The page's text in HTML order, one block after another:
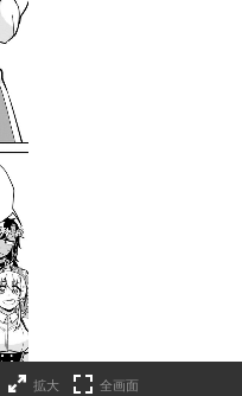
拡大 全画面